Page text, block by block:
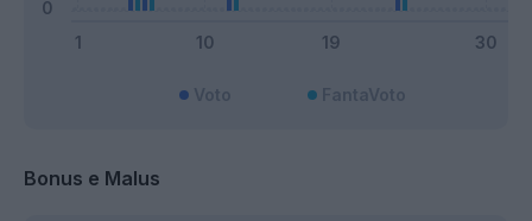
Bonus e Malus